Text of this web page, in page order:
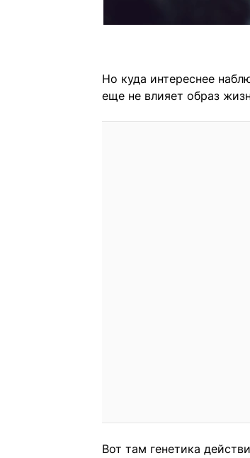
Но куда интереснее
еще не влияет образ
Вот там генетика